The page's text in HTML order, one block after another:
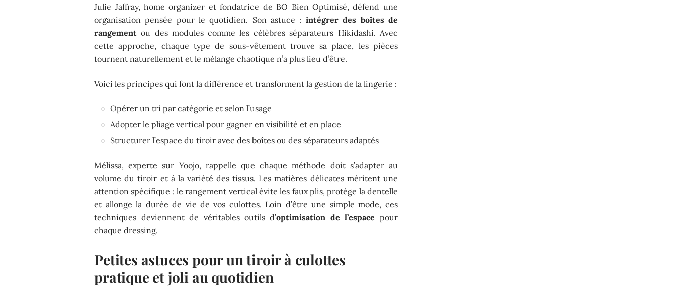
Julie Jaffray, home organizer et fondatrice de BO Bien Optimisé, défend une
organisation pensée pour le quotidien. Son astuce : intégrer des boîtes de
rangement ou des modules comme les célèbres séparateurs Hikidashi. Avec
cette approche, chaque type de sous-vêtement trouve sa place, les pièces
tournent naturellement et le mélange chaotique n’a plus lieu d’être.
Voici les principes qui font la différence et transforment la gestion de la lingerie :
Opérer un tri par catégorie et selon l’usage
Adopter le pliage vertical pour gagner en visibilité et en place
Structurer l’espace du tiroir avec des boîtes ou des séparateurs adaptés
Mélissa, experte sur Yoojo, rappelle que chaque méthode doit s’adapter au
volume du tiroir et à la variété des tissus. Les matières délicates méritent une
attention spécifique : le rangement vertical évite les faux plis, protège la dentelle
et allonge la durée de vie de vos culottes. Loin d’être une simple mode, ces
techniques deviennent de véritables outils d’optimisation de l’espace pour
chaque dressing.
Petites astuces pour un tiroir à culottes
pratique et joli au quotidien